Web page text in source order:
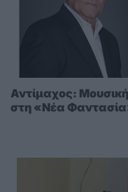
Αντίμαχος:
στη «Νέα